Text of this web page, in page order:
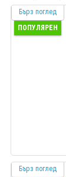
Бърз поглед
ПОПУЛЯРЕН
Бърз поглед